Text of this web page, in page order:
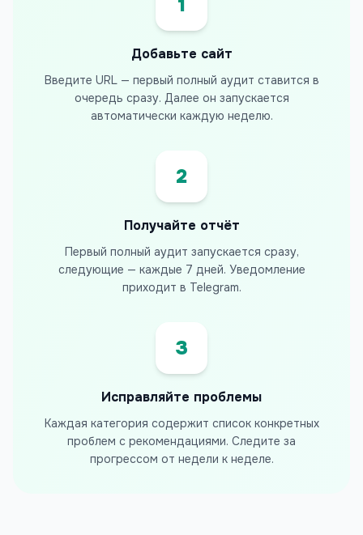
1
Добавьте сайт
Введите URL — первый полный аудит ставится в
очередь сразу. Далее он запускается
автоматически каждую неделю.
2
Получайте отчёт
Первый полный аудит запускается сразу,
следующие — каждые 7 дней. Уведомление
приходит в Telegram.
3
Исправляйте проблемы
Каждая категория содержит список конкретных
проблем с рекомендациями. Следите за
прогрессом от недели к неделе.